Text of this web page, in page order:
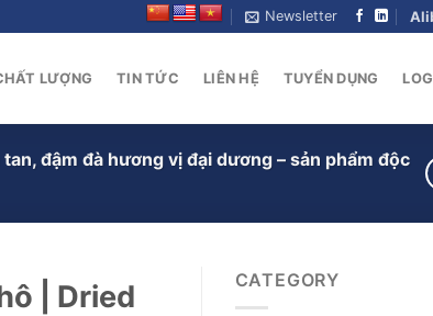
Newsletter
LƯỢNG TIN TỨC LIÊN HỆ TUYỂN DỤNG
đậm đà hương vị đại dương – sản phẩm độc
| Dried
CATEGORY